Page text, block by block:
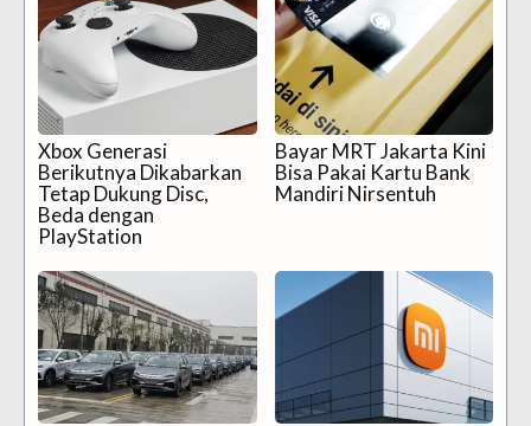
Xbox Generasi
Berikutnya Dikabarkan
Tetap Dukung Disc,
Beda dengan
PlayStation
Bayar MRT Jakarta Kini
Bisa Pakai Kartu Bank
Mandiri Nirsentuh